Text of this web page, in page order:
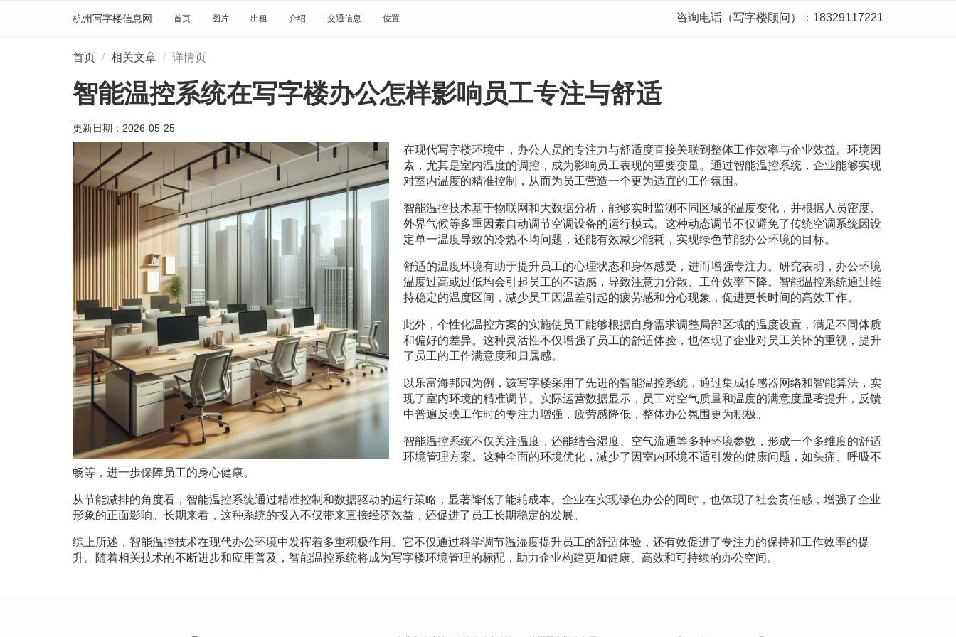
杭州写字楼信息网 首页 图片 出租 介绍 交通信息 位置 咨询电话（写字楼顾问）：18329117221
首页 相关文章 详情页
智能温控系统在写字楼办公怎样影响员工专注与舒适
更新日期： 2026-05-25
在现代写字楼环境中，办公人员的专注力与舒适度直接关联到整体工作效率与企业效益。环境因
素，尤其是室内温度的调控，成为影响员工表现的重要变量。通过智能温控系统，企业能够实现
对室内温度的精准控制，从而为员工营造一个更为适宜的工作氛围。
智能温控技术基于物联网和大数据分析，能够实时监测不同区域的温度变化，并根据人员密度、
外界气候等多重因素自动调节空调设备的运行模式。这种动态调节不仅避免了传统空调系统因设
定单一温度导致的冷热不均问题，还能有效减少能耗，实现绿色节能办公环境的目标。
舒适的温度环境有助于提升员工的心理状态和身体感受，进而增强专注力。研究表明，办公环境
温度过高或过低均会引起员工的不适感，导致注意力分散、工作效率下降。智能温控系统通过维
持稳定的温度区间，减少员工因温差引起的疲劳感和分心现象，促进更长时间的高效工作。
此外，个性化温控方案的实施使员工能够根据自身需求调整局部区域的温度设置，满足不同体质
和偏好的差异。这种灵活性不仅增强了员工的舒适体验，也体现了企业对员工关怀的重视，提升
了员工的工作满意度和归属感。
以乐富海邦园为例，该写字楼采用了先进的智能温控系统，通过集成传感器网络和智能算法，实
现了室内环境的精准调节。实际运营数据显示，员工对空气质量和温度的满意度显著提升，反馈
中普遍反映工作时的专注力增强，疲劳感降低，整体办公氛围更为积极。
智能温控系统不仅关注温度，还能结合湿度、空气流通等多种环境参数，形成一个多维度的舒适
环境管理方案。这种全面的环境优化，减少了因室内环境不适引发的健康问题，如头痛、呼吸不
畅等，进一步保障员工的身心健康。
从节能减排的角度看，智能温控系统通过精准控制和数据驱动的运行策略，显著降低了能耗成本。企业在实现绿色办公的同时，也体现了社会责任感，增强了企业
形象的正面影响。长期来看，这种系统的投入不仅带来直接经济效益，还促进了员工长期稳定的发展。
综上所述，智能温控技术在现代办公环境中发挥着多重积极作用。它不仅通过科学调节温湿度提升员工的舒适体验，还有效促进了专注力的保持和工作效率的提
升。随着相关技术的不断进步和应用普及，智能温控系统将成为写字楼环境管理的标配，助力企业构建更加健康、高效和可持续的办公空间。